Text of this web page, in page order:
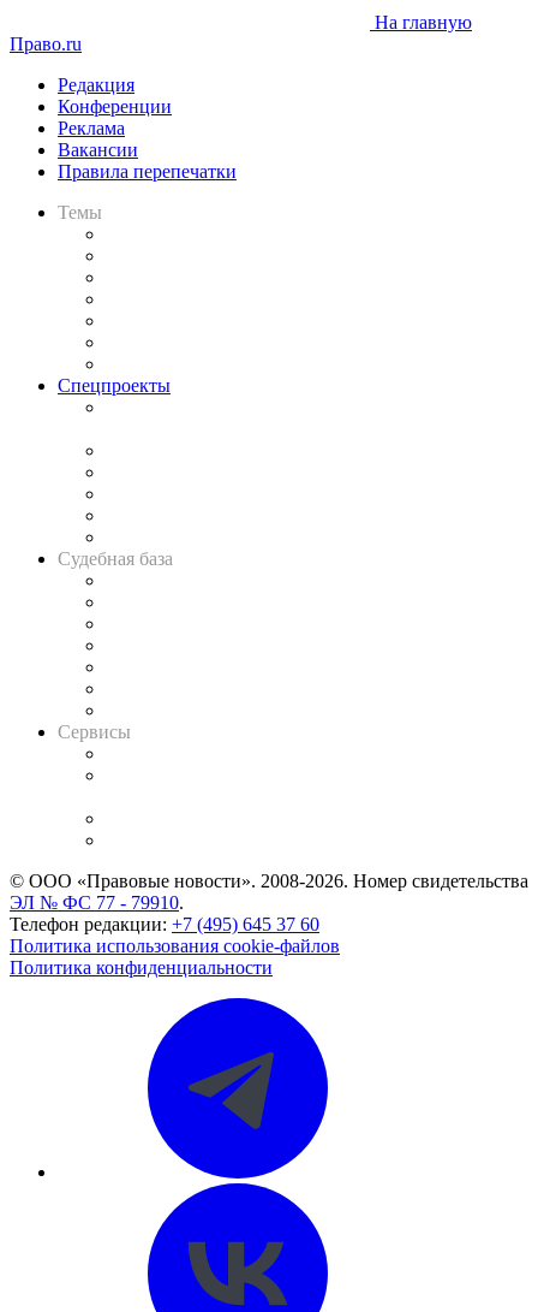
На главную
Право.ru
Редакция
Конференции
Реклама
Вакансии
Правила перепечатки
Темы
Спецпроекты
Судебная база
Сервисы
© ООО «Правовые новости». 2008-2026. Номер свидетельства
ЭЛ № ФС 77 - 79910.
Телефон редакции: +7 (495) 645 37 60
Политика использования cookie-файлов
Политика конфиденциальности